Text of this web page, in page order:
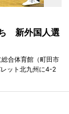
新外国人選
合体育館（町田市
ット北九州に4-2